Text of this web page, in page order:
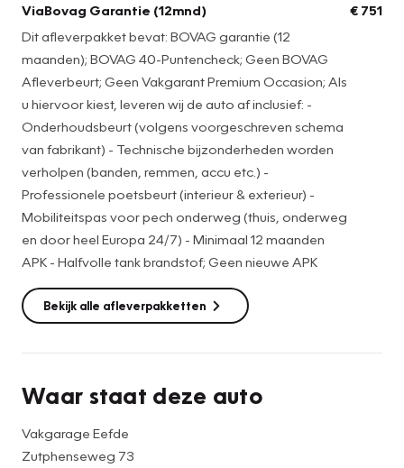
deze bedraagt: €37.650,-. Als u hiervoor kiest, leveren wij
de auto af inclusief:
• Onderhoudsbeurt (volgens voorgeschreven schema van
fabrikant)
• Technische bijzonderheden worden verholpen (banden,
accu etc.)
• Professionele poetsbeurt (interieur & exterieur)
• Mobiliteitspas voor pech onderweg (thuis, onderweg en
door heel Europa 24/7)
• Halfvolle tank brandstof
* Nieuwe/gebruikte winterbandenset tegen meerprijs
Graag voor de bezichtiging van de auto bellen voor een
afspraak. In verband met de drukte kunnen we op die
actueel mogelijk wordt weergegeven, kunnen er geen
ViaBovag Garantie (12mnd)
Dit afleverpakket bevat: BOVAG garantie (12
maanden); BOVAG 40-Puntencheck; Geen BOVAG
Afleverbeurt; Geen Vakgarant Premium Occasion; Als
u hiervoor kiest, leveren wij de auto af inclusief: -
Onderhoudsbeurt (volgens voorgeschreven schema
van fabrikant) - Technische bijzonderheden worden
verholpen (banden, remmen, accu etc.) -
Professionele poetsbeurt (interieur & exterieur) -
Mobiliteitspas voor pech onderweg (thuis, onderweg
en door heel Europa 24/7) - Minimaal 12 maanden
APK - Halfvolle tank brandstof; Geen nieuwe APK
€ 751
Bekijk alle afleverpakketten
Waar staat deze auto
Vakgarage Eefde
Zutphenseweg 73